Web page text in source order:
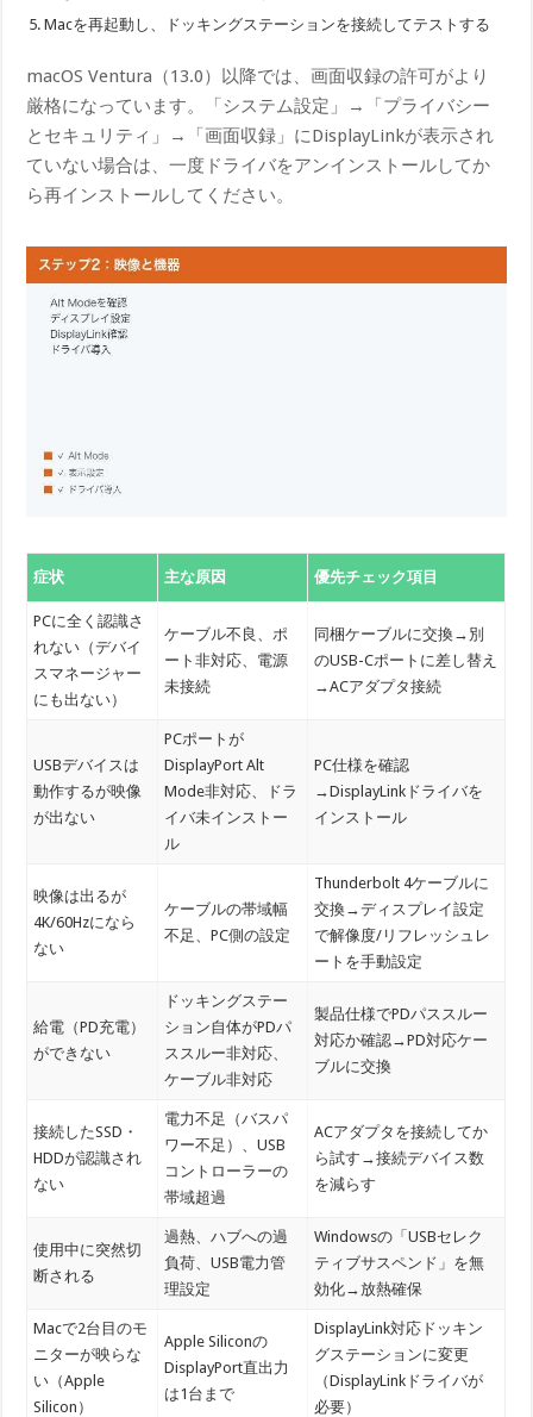
Macを再起動し、ドッキングステーションを接続してテストする
macOS Ventura（13.0）以降では、画面収録の許可がより
厳格になっています。「システム設定」→「プライバシー
とセキュリティ」→「画面収録」にDisplayLinkが表示され
ていない場合は、一度ドライバをアンインストールしてか
ら再インストールしてください。
症状 主な原因 優先チェック項目
PCに全く認識さ
れない（デバイ
スマネージャー
にも出ない）
ケーブル不良、ポ
ート非対応、電源
未接続
同梱ケーブルに交換→別
のUSB-Cポートに差し替え
→ACアダプタ接続
USBデバイスは
動作するが映像
が出ない
PCポートが
DisplayPort Alt
Mode非対応、ドラ
イバ未インストー
ル
PC仕様を確認
→DisplayLinkドライバを
インストール
映像は出るが
4K/60Hzになら
ない
ケーブルの帯域幅
不足、PC側の設定
Thunderbolt 4ケーブルに
交換→ディスプレイ設定
で解像度/リフレッシュレ
ートを手動設定
給電（PD充電）
ができない
ドッキングステー
ション自体がPDパ
ススルー非対応、
ケーブル非対応
製品仕様でPDパススルー
対応か確認→PD対応ケー
ブルに交換
接続したSSD・
HDDが認識され
ない
電力不足（バスパ
ワー不足）、USB
コントローラーの
帯域超過
ACアダプタを接続してか
ら試す→接続デバイス数
を減らす
使用中に突然切
断される
過熱、ハブへの過
負荷、USB電力管
理設定
Windowsの「USBセレク
ティブサスペンド」を無
効化→放熱確保
Macで2台目のモ
ニターが映らな
い（Apple
Silicon）
Apple Siliconの
DisplayPort直出力
は1台まで
DisplayLink対応ドッキン
グステーションに変更
（DisplayLinkドライバが
必要）